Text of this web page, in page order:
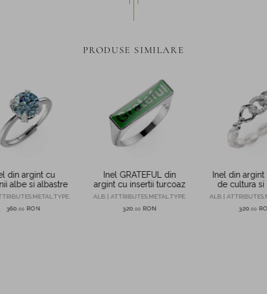
PRODUSE SIMILARE
din argint cu
albe si albastre
360 00 RON
Inel GRATEFUL din
argint cu insertii turcoaz
ALB | ATTRIBUTES.METAL.TYPE.
320 00 RON
Inel din
de cultura si
ALB |
320 00